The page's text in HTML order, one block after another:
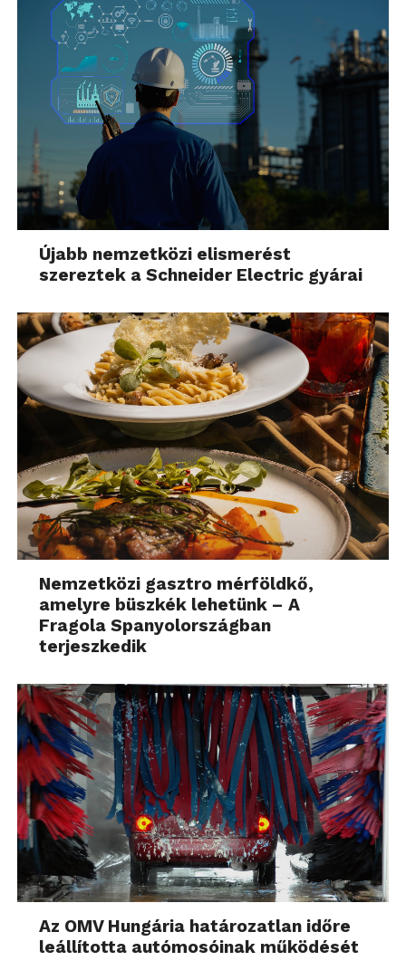
Újabb nemzetközi elismerést
szereztek a Schneider Electric gyárai
Nemzetközi gasztro mérföldkő,
amelyre büszkék lehetünk – A
Fragola Spanyolországban
terjeszkedik
Az OMV Hungária határozatlan időre
leállította autómosóinak működését